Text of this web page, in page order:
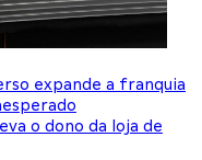
expande a franquia
o dono da loja de